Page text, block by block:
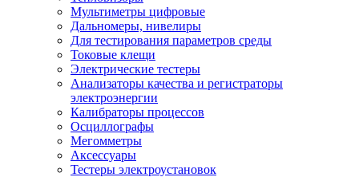
Мультиметры цифровые
Дальномеры, нивелиры
Для тестирования параметров среды
Токовые клещи
Электрические тестеры
Анализаторы качества и регистраторы
электроэнергии
Калибраторы процессов
Осциллографы
Мегомметры
Аксессуары
Тестеры электроустановок